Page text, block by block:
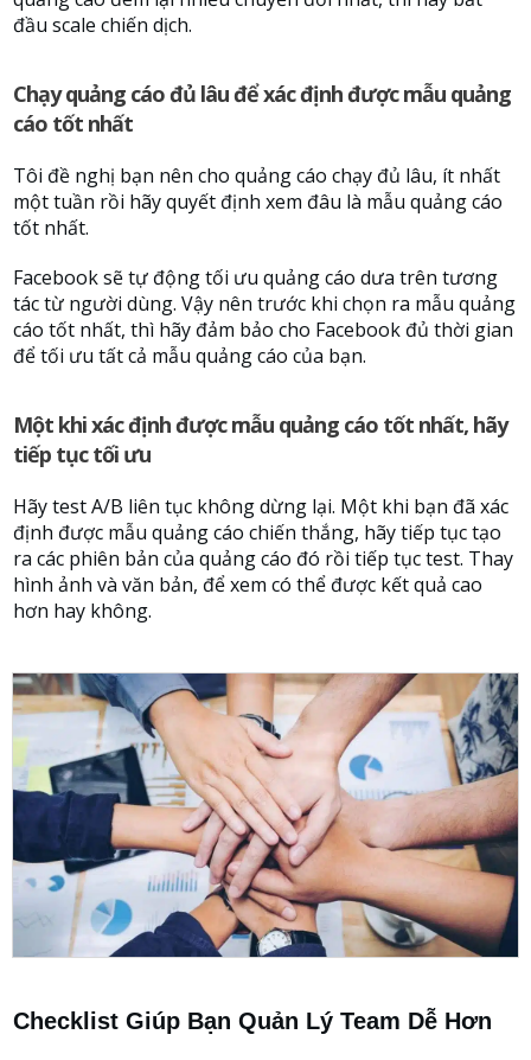
đầu scale chiến dịch.
Chạy quảng cáo đủ lâu để xác định được mẫu quảng
cáo tốt nhất
Tôi đề nghị bạn nên cho quảng cáo chạy đủ lâu, ít nhất
một tuần rồi hãy quyết định xem đâu là mẫu quảng cáo
tốt nhất.
Facebook sẽ tự động tối ưu quảng cáo dưa trên tương
tác từ người dùng. Vậy nên trước khi chọn ra mẫu quảng
cáo tốt nhất, thì hãy đảm bảo cho Facebook đủ thời gian
để tối ưu tất cả mẫu quảng cáo của bạn.
Một khi xác định được mẫu quảng cáo tốt nhất, hãy
tiếp tục tối ưu
Hãy test A/B liên tục không dừng lại. Một khi bạn đã xác
định được mẫu quảng cáo chiến thắng, hãy tiếp tục tạo
ra các phiên bản của quảng cáo đó rồi tiếp tục test. Thay
hình ảnh và văn bản, để xem có thể được kết quả cao
hơn hay không.
Checklist Giúp Bạn Quản Lý Team Dễ Hơn